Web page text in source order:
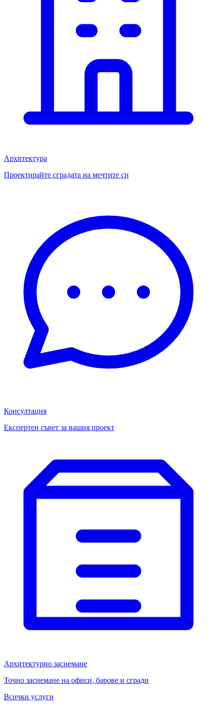
Архитектура
Проектирайте сградата на мечтите си
Консултация
Експертен съвет за вашия проект
Архитектурно заснемане
Точно заснемане на офиси, барове и сгради
Всички услуги